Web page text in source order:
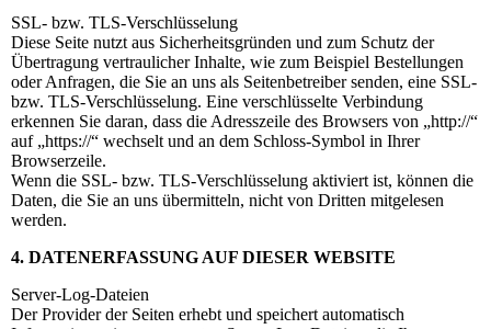
SSL- bzw. TLS-Verschlüsselung
Diese Seite nutzt aus Sicherheitsgründen und zum Schutz der
Übertragung vertraulicher Inhalte, wie zum Beispiel Bestellungen
oder Anfragen, die Sie an uns als Seitenbetreiber senden, eine SSL-
bzw. TLS-Verschlüsselung. Eine verschlüsselte Verbindung
erkennen Sie daran, dass die Adresszeile des Browsers von „http://“
auf „https://“ wechselt und an dem Schloss-Symbol in Ihrer
Browserzeile.
Wenn die SSL- bzw. TLS-Verschlüsselung aktiviert ist, können die
Daten, die Sie an uns übermitteln, nicht von Dritten mitgelesen
werden.
4. DATENERFASSUNG AUF DIESER WEBSITE
Server-Log-Dateien
Der Provider der Seiten erhebt und speichert automatisch